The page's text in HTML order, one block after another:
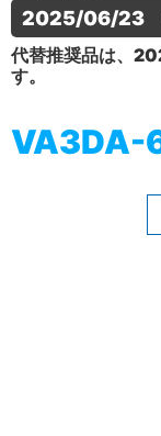
2025/06/23　
代替推奨品は、
す。
VA3DA-